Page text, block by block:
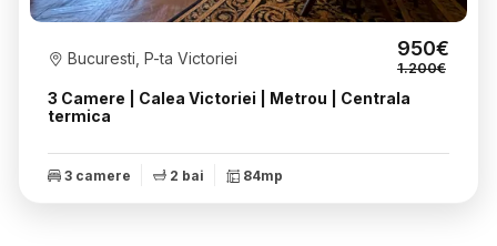
3 Camere | Calea Victoriei | Metrou | Centrala
termica
Bucuresti, P-ta Victoriei 950€
1.200€
3 camere 2 bai 84mp